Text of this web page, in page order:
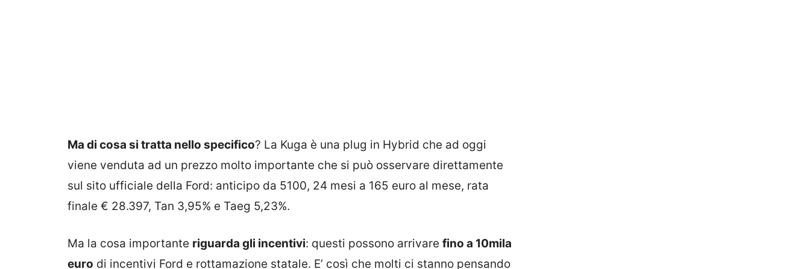
Ma di cosa si tratta nello specifico? La Kuga è una plug in Hybrid che ad oggi
viene venduta ad un prezzo molto importante che si può osservare direttamente
sul sito ufficiale della Ford: anticipo da 5100, 24 mesi a 165 euro al mese, rata
finale € 28.397, Tan 3,95% e Taeg 5,23%.
Ma la cosa importante riguarda gli incentivi: questi possono arrivare fino a 10mila
euro di incentivi Ford e rottamazione statale. E’ così che molti ci stanno pensando